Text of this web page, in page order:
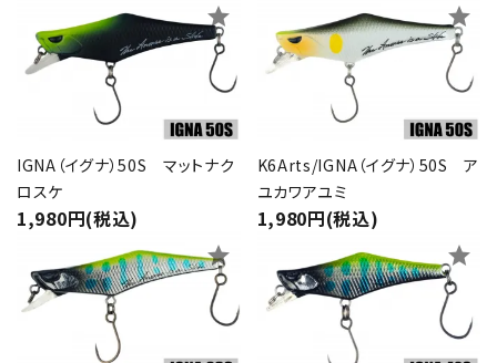
IGNA（イグナ）50S マットナク
ロスケ
1,980円(税込)
star
K6Arts/IGNA（イグナ）50S ア
ユカワアユミ
1,980円(税込)
star
star star